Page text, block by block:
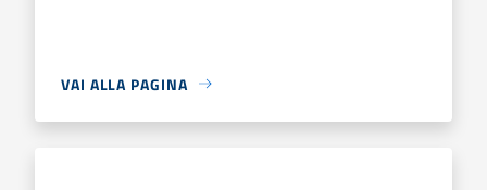
VAI ALLA PAGINA